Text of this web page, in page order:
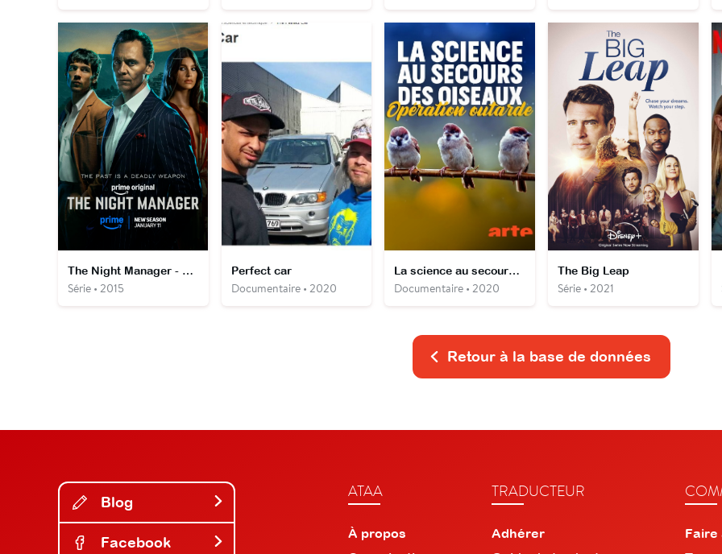
The Night Manager - L'espion aux deux visages
Série • 2015
Perfect car
Documentaire • 2020
La science au secours des oiseaux : Opération outarde
Documentaire • 2020
The Big Leap
Série • 2021
Retour à la base de données
Blog
Facebook
ATAA
À propos
TRADUCTEUR
Adhérer